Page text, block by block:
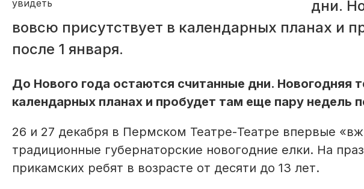
дни.
вовсю присутствует в календарных планах и
после 1 января.
До Нового года остаются считанные дни. Новогодняя
календарных планах и пробудет там еще пару недель
26 и 27 декабря в Пермском Театре-Театре впервые
традиционные губернаторские новогодние елки. На
прикамских ребят в возрасте от десяти до 13 лет.